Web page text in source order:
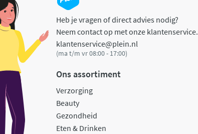
Heb je vragen of direct advies nodig?
Neem contact op met onze klantenservice.
klantenservice@plein.nl
(ma t/m vr 08:00 - 17:00)
Ons assortiment
Verzorging
Beauty
Gezondheid
Eten & Drinken